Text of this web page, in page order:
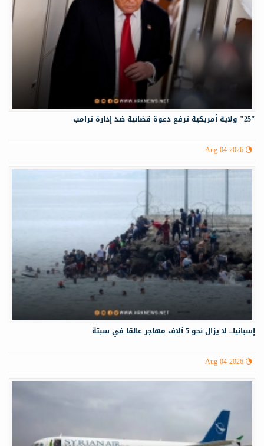
"25" ولاية أمريكية ترفع دعوة قضائية ضد إدارة ترامب
Aug 04 2026
إسبانيا.. لا يزال نحو 5 آلاف مهاجر عالقا في سبتة
Aug 04 2026